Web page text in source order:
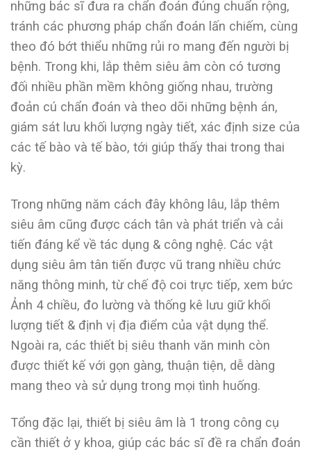
những bác sĩ đưa ra chẩn đoán đúng chuẩn rộng,
tránh các phương pháp chẩn đoán lấn chiếm, cùng
theo đó bớt thiểu những rủi ro mang đến người bị
bệnh. Trong khi, lắp thêm siêu âm còn có tương
đối nhiều phần mềm không giống nhau, trường
đoản cú chẩn đoán và theo dõi những bệnh án,
giám sát lưu khối lượng ngày tiết, xác định size của
các tế bào và tế bào, tới giúp thấy thai trong thai
kỳ.
Trong những năm cách đây không lâu, lắp thêm
siêu âm cũng được cách tân và phát triển và cải
tiến đáng kể về tác dụng & công nghệ. Các vật
dụng siêu âm tân tiến được vũ trang nhiều chức
năng thông minh, từ chế độ coi trực tiếp, xem bức
Ảnh 4 chiều, đo lường và thống kê lưu giữ khối
lượng tiết & định vị địa điểm của vật dụng thể.
Ngoài ra, các thiết bị siêu thanh văn minh còn
được thiết kế với gọn gàng, thuận tiện, dễ dàng
mang theo và sử dụng trong mọi tình huống.
Tổng đặc lại, thiết bị siêu âm là 1 trong công cụ
cần thiết ở y khoa, giúp các bác sĩ đề ra chẩn đoán